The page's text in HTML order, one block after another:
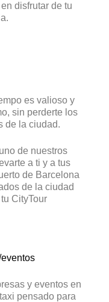
disfrutar de tu
es valioso y
sin perderte los
de la ciudad.
de nuestros
a ti y a tus
de Barcelona
de la ciudad
CityTour
y eventos en
pensado para